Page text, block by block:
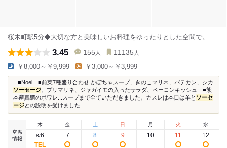
桜木町駅5分◆大切な方と美味しいお料理をゆったりとした空間で。
3.45 155 人 11135 人
￥8,000～￥9,999 ￥3,000～￥3,999
...■Noel ■前菜7種盛り合わせ かぼちゃスープ、きのこマリネ、パテカン、シカ
ソーセージ 、ブリマリネ、ジャガイモの入ったサラダ、ベーコンキッシュ ■熊
本産真鯛のポワレ...スープまで全ていただきました。カスレは本日は羊と ソーセ
ージとの説明を受けました...
空席
情報
木
8/6
金
7
土
8
日
9
月
10
火
11
水
12